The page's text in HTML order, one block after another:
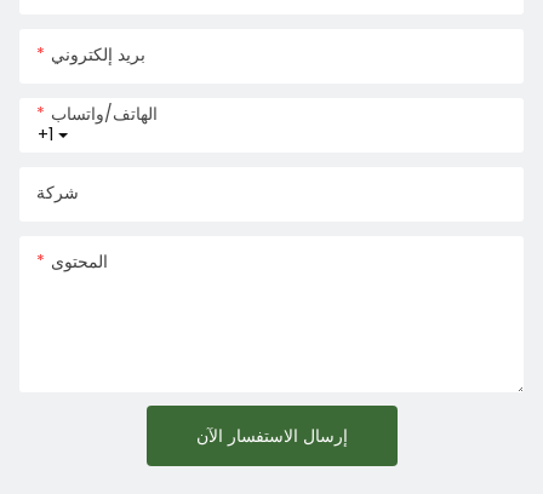
بريد إلكتروني
+1
الهاتف/واتساب
شركة
المحتوى
إرسال الاستفسار الآن